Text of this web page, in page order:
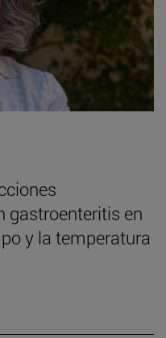
gastroenteritis en
y la temperatura